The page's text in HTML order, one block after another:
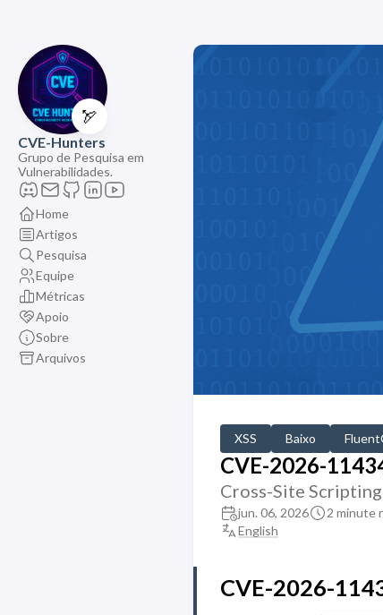
🏹
CVE-Hunters
Grupo de Pesquisa em
Vulnerabilidades.
Home
Artigos
Pesquisa
Equipe
Métricas
Apoio
Sobre
Arquivos
XSS Baixo
CVE-2026-
Cross-Site
jun. 06, 2026
2 minute
English
CVE-2026-